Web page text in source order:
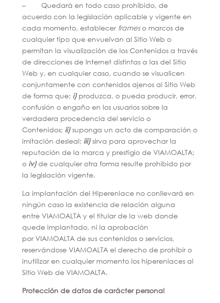
– Quedará en todo caso prohibido, de
acuerdo con la legislación aplicable y vigente en
cada momento, establecer frameso marcos de
cualquier tipo que envuelvan al Sitio Web o
permitan la visualización de los Contenidos a través
de direcciones de Internet distintas a las del Sitio
Web y, en cualquier caso, cuando se visualicen
conjuntamente con contenidos ajenos al Sitio Web
de forma que: i)produzca, o pueda producir, error,
confusión o engaño en los usuarios sobre la
verdadera procedencia del servicio o
Contenidos; ii)suponga un acto de comparación o
imitación desleal; iii)sirva para aprovechar la
reputación de la marca y prestigio de VIAMOALTA;
o iv)de cualquier otra forma resulte prohibido por
la legislación vigente.
La implantación del Hiperenlace no conllevará en
ningún caso la existencia de relación alguna
entre VIAMOALTA y el titular de la web donde
quede implantado, ni la aprobación
por VIAMOALTA de sus contenidos o servicios,
reservándose VIAMOALTA el derecho de prohibir o
inutilizar en cualquier momento los hiperenlaces al
Sitio Web de VIAMOALTA.
Protección de datos de carácter personal